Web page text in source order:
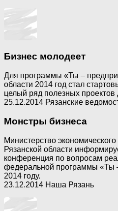
Бизнес молодеет
Для программы «Ты –
области 2014 год стал
целый ряд полезных
25.12.2014 Рязанские
Монстры бизнеса
Министерство
Рязанской области
конференция по вопросам
федеральной программы «Ты
2014 году.
23.12.2014 Наша Рязань